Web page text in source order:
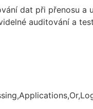
dat při přenosu a
auditování a